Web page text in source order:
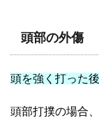
頭部の外傷
頭を強く打った
頭部打撲の場合